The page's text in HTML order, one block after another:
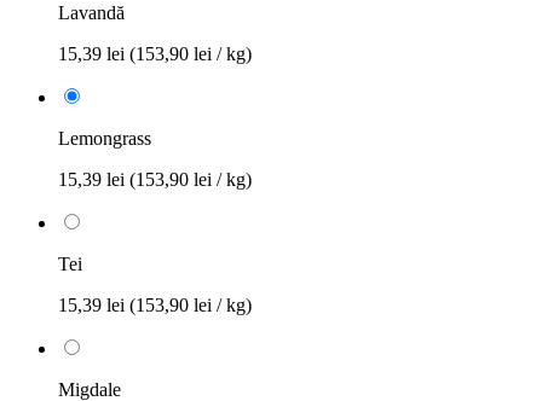
Lavandă
15,39 lei (153,90 lei / kg)
Lemongrass
15,39 lei (153,90 lei / kg)
Tei
15,39 lei (153,90 lei / kg)
Migdale